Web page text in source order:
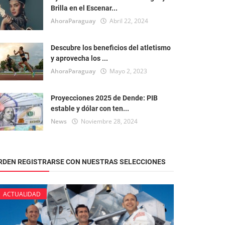
Brilla en el Escenar...
AhoraParaguay Abril 22, 2024
Descubre los beneficios del atletismo
y aprovecha los ...
AhoraParaguay Mayo 2, 2023
Proyecciones 2025 de Dende: PIB
estable y dólar con ten...
News Noviembre 28, 2024
REGISTRARSE CON NUESTRAS SELECCIONES
ACTUALIDAD